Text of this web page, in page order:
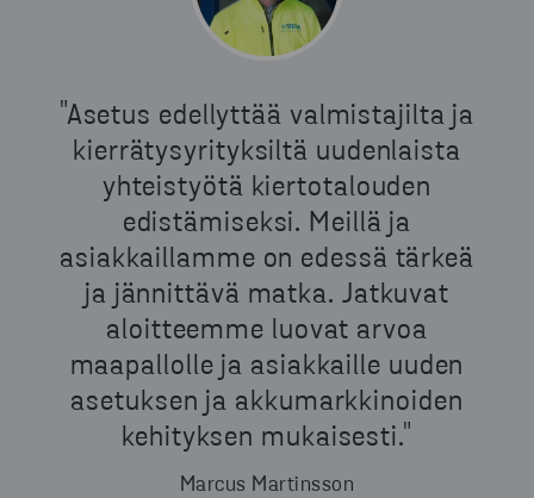
"Asetus edellyttää valmistajilta ja
kierrätysyrityksiltä uudenlaista
yhteistyötä kiertotalouden
edistämiseksi. Meillä ja
asiakkaillamme on edessä tärkeä
ja jännittävä matka. Jatkuvat
aloitteemme luovat arvoa
maapallolle ja asiakkaille uuden
asetuksen ja akkumarkkinoiden
kehityksen mukaisesti."
Marcus Martinsson